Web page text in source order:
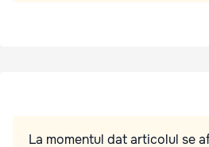
La momentul dat articolul se